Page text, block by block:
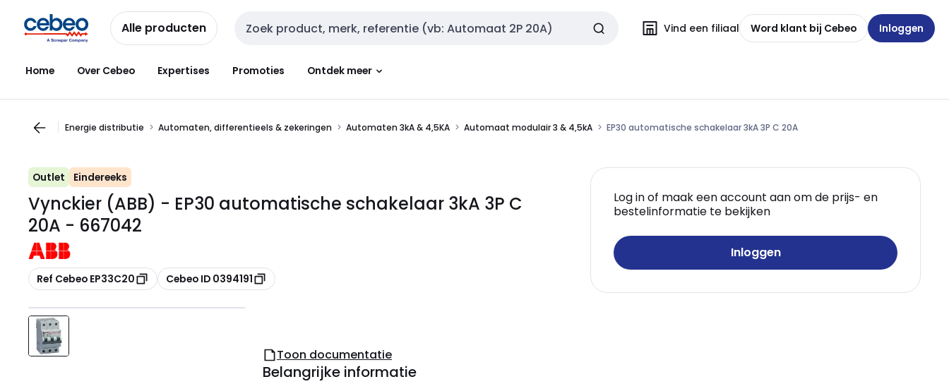
naar
navigatie
naar
inhoud
Alle producten Zoekveld invoer Vind een filiaal Word klant bij Cebeo Inloggen
Home Over Cebeo Expertises Promoties Ontdek meer
Energie distributie Automaten, differentieels & zekeringen Automaten 3kA & 4,5KA Automaat modulair 3 & 4,5kA EP30 automatische schakelaar 3kA 3P C 20A
Outlet Eindereeks
Vynckier (ABB) - EP30 automatische schakelaar 3kA 3P C
20A - 667042
Kopiëren
Ref Cebeo EP33C20 Kopiëren
Cebeo ID 0394191
Log in of maak een account aan om de prijs- en
bestelinformatie te bekijken
Inloggen
Toon documentatie
Belangrijke informatie